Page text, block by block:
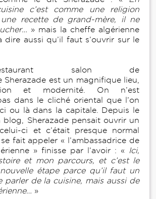
c’est comme une religion
recette de grand-mère, il ne
» mais la cheffe algérienne
dire aussi qu’il faut s’ouvrir sur le
salon de
Sherazade est un magnifique lieu,
et modernité. On n’est
dans le cliché oriental que l’on
ou là dans la capitale. Depuis le
Sherazade pensait ouvrir un
ci et c’était presque normal
fait appeler « l’ambassadrice de
» finisse par l’avoir : «
Ici,
et mon parcours, et c’est le
étape parce qu’il faut un
parler de la cuisine, mais aussi de
»